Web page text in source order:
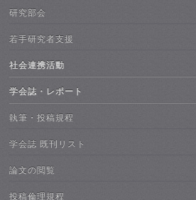
研究部会
若手研究者支援
社会連携活動
学会誌・レポート
執筆・投稿規程
学会誌 既刊リスト
論文の閲覧
投稿倫理規程